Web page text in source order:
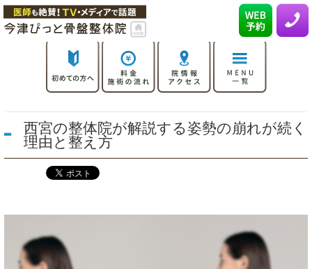
西宮の整体院が解説する姿勢の崩れが続く
理由と整え方